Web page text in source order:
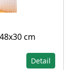
cm
Detail